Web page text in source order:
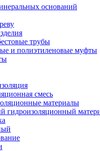
оснований
трубы
и полиэтиленовые муфты
смесь
материалы
гидроизоляционный